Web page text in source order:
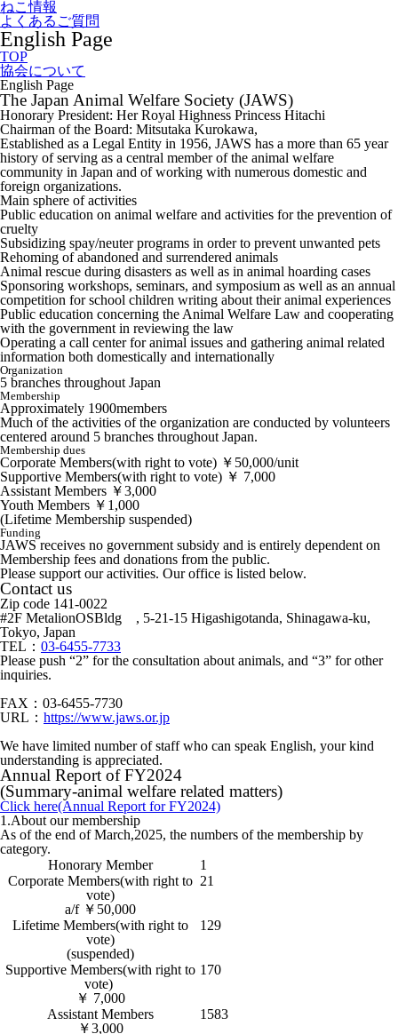
ねこ情報
よくあるご質問
English Page
TOP
協会について
English Page
The Japan Animal Welfare Society (JAWS)
Honorary President: Her Royal Highness Princess Hitachi
Chairman of the Board: Mitsutaka Kurokawa,
Established as a Legal Entity in 1956, JAWS has a more than 65 year
history of serving as a central member of the animal welfare
community in Japan and of working with numerous domestic and
foreign organizations.
Main sphere of activities
Public education on animal welfare and activities for the prevention of
cruelty
Subsidizing spay/neuter programs in order to prevent unwanted pets
Rehoming of abandoned and surrendered animals
Animal rescue during disasters as well as in animal hoarding cases
Sponsoring workshops, seminars, and symposium as well as an annual
competition for school children writing about their animal experiences
Public education concerning the Animal Welfare Law and cooperating
with the government in reviewing the law
Operating a call center for animal issues and gathering animal related
information both domestically and internationally
Organization
5 branches throughout Japan
Membership
Approximately 1900members
Much of the activities of the organization are conducted by volunteers
centered around 5 branches throughout Japan.
Membership dues
Corporate Members(with right to vote) ￥50,000/unit
Supportive Members(with right to vote) ￥ 7,000
Assistant Members ￥3,000
Youth Members ￥1,000
(Lifetime Membership suspended)
Funding
JAWS receives no government subsidy and is entirely dependent on
Membership fees and donations from the public.
Please support our activities. Our office is listed below.
Contact us
Zip code 141-0022
#2F MetalionOSBldg , 5-21-15 Higashigotanda, Shinagawa-ku,
Tokyo, Japan
TEL： 03-6455-7733
Please push “2” for the consultation about animals, and “3” for other
inquiries.
FAX：03-6455-7730
URL： https://www.jaws.or.jp
We have limited number of staff who can speak English, your kind
understanding is appreciated.
Annual Report of FY2024
(Summary-animal welfare related matters)
Click here(Annual Report for FY2024)
1.About our membership
As of the end of March,2025, the numbers of the membership by
category.
Honorary Member
1
Corporate Members(with right to
vote)
a/f ￥50,000
21
Lifetime Members(with right to
vote)
(suspended)
129
Supportive Members(with right to
vote)
￥ 7,000
170
Assistant Members
￥3,000
1583